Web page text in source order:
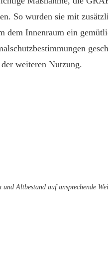
So wurden sie mit
dem Innenraum ein
weiteren Nutzung.
Altbestand auf ansprechende